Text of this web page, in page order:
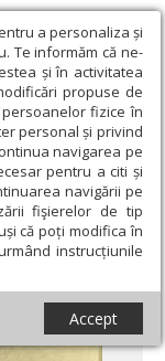
a personaliza și
Te informăm că ne-
și în activitatea
propuse de
persoanelor fizice în
personal și privind
navigarea pe
pentru a citi și
navigării pe
fişierelor de tip
că poți modifica în
instrucțiunile
Accept
› Cei peste 1.000 de
păstor
oraşul